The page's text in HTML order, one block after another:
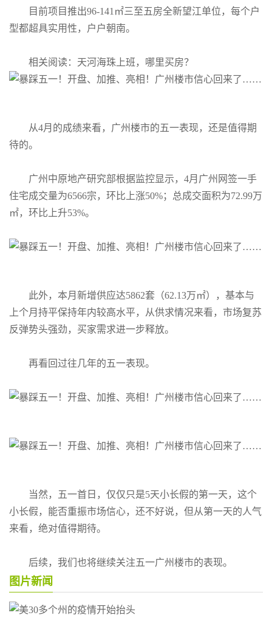
目前项目推出96-141㎡三至五房全新望江单位，每个户
型都超具实用性，户户朝南。
相关阅读：天河海珠上班，哪里买房？
从4月的成绩来看，广州楼市的五一表现，还是值得期
待的。
广州中原地产研究部根据监控显示，4月广州网签一手
住宅成交量为6566宗，环比上涨50%；总成交面积为72.99万
㎡，环比上升53%。
此外，本月新增供应达5862套（62.13万㎡），基本与
上个月持平保持年内较高水平，从供求情况来看，市场复苏
反弹势头强劲，买家需求进一步释放。
再看回过往几年的五一表现。
当然，五一首日，仅仅只是5天小长假的第一天，这个
小长假，能否重振市场信心，还不好说，但从第一天的人气
来看，绝对值得期待。
后续，我们也将继续关注五一广州楼市的表现。
图片新闻